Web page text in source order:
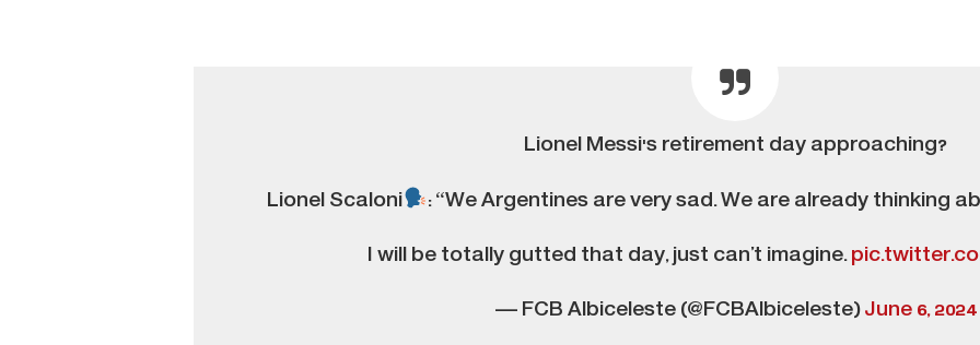
Lionel Messi's retirement day approaching?
Lionel Scaloni : “We Argentines are very sad. We are already thinking
I will be totally gutted that day, just can’t imagine.
— FCB Albiceleste (@FCBAlbiceleste)June 6, 2024